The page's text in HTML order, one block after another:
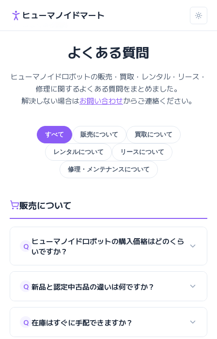
ヒューマノイドマート
よくある質問
ヒューマノイドロボットの販売・買取・レンタル・リース・
修理に関するよくある質問をまとめました。
解決しない場合はお問い合わせからご連絡ください。
すべて 販売について 買取について
レンタルについて リースについて
修理・メンテナンスについて
販売について
Q ヒューマノイドロボットの購入価格はどのくら
いですか？
Q 新品と認定中古品の違いは何ですか？
Q 在庫はすぐに手配できますか？